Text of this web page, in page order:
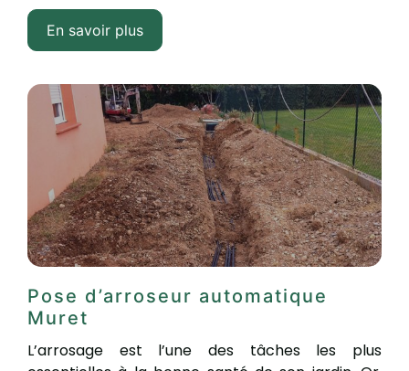
En savoir plus
Pose d’arroseur automatique
Muret
L’arrosage est l’une des tâches les plus